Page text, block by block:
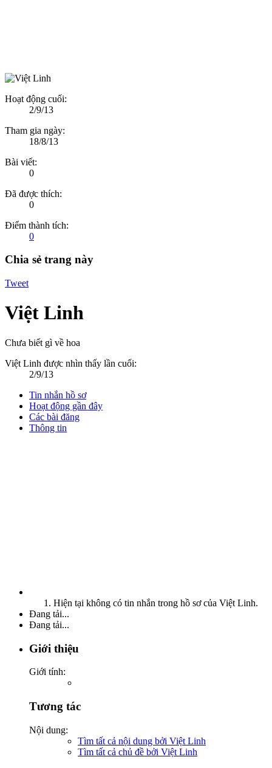
Hoạt động cuối:
2/9/13
Tham gia ngày:
18/8/13
Bài viết:
0
Đã được thích:
0
Điểm thành tích:
0
Chia sẻ trang này
Tweet
Việt Linh
Chưa biết gì về hoa
Việt Linh được nhìn thấy lần cuối:
2/9/13
Tin nhắn hồ sơ
Hoạt động gần đây
Các bài đăng
Thông tin
Hiện tại không có tin nhắn trong hồ sơ của Việt Linh.
Đang tải...
Đang tải...
Giới thiệu
Giới tính:
Tương tác
Nội dung:
Tìm tất cả nội dung bởi Việt Linh
Tìm tất cả chủ đề bởi Việt Linh